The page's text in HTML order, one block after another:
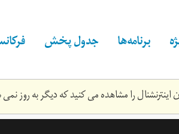
برنامه‌ها جدول پخش
را مشاهده می کنید که دیگر به روز